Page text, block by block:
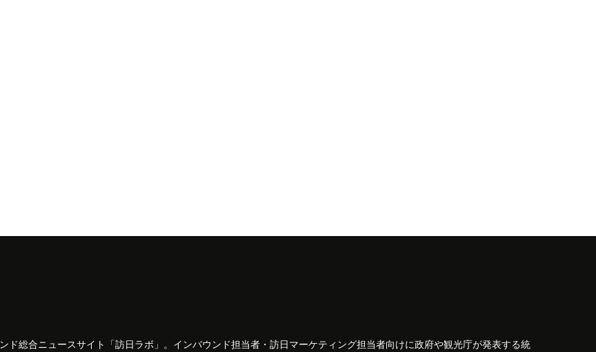
総合ニュースサイト「訪日ラボ」。インバウンド担当者・訪日マーケティング担当者向けに政府や観光庁が発表する統